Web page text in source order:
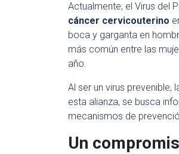
Actualmente, el Virus del
cáncer cervicouterino
boca y garganta en
más común entre las
año.
Al ser un virus
esta alianza, se busca
mecanismos de
Un